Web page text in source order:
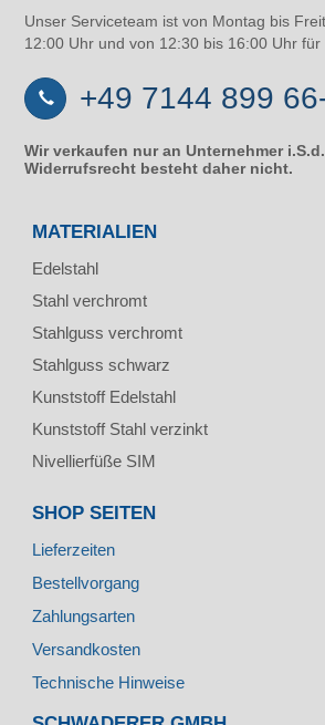
Unser Serviceteam ist von Montag bis
12:00 Uhr und von 12:30 bis 16:00 Uhr
+49 7144 899
Wir verkaufen nur an Unternehmer
Widerrufsrecht besteht daher nicht.
MATERIALIEN
Edelstahl
Stahl verchromt
Stahlguss verchromt
Stahlguss schwarz
Kunststoff Edelstahl
Kunststoff Stahl verzinkt
Nivellierfüße SIM
SHOP SEITEN
Lieferzeiten
Bestellvorgang
Zahlungsarten
Versandkosten
Technische Hinweise